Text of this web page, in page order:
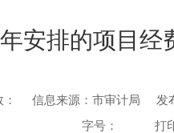
安排的项目经
信息来源：市审计局
发
字号：
打